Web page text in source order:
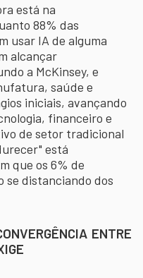
está na
88% das
usar IA de alguma
alcançar
a McKinsey, e
saúde e
iniciais, avançando
financeiro e
de setor tradicional
está
que os 6% de
se distanciando dos
ENTRE